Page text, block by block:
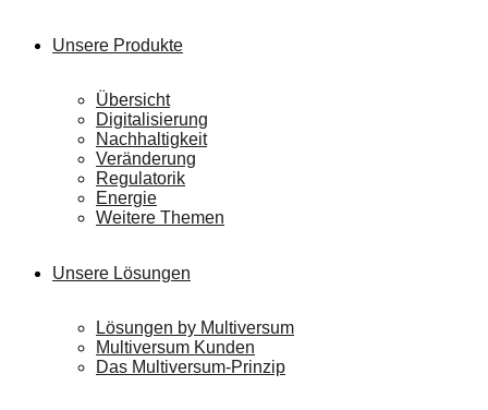
Unsere Produkte
Übersicht
Digitalisierung
Nachhaltigkeit
Veränderung
Regulatorik
Energie
Weitere Themen
Unsere Lösungen
Lösungen by Multiversum
Multiversum Kunden
Das Multiversum-Prinzip